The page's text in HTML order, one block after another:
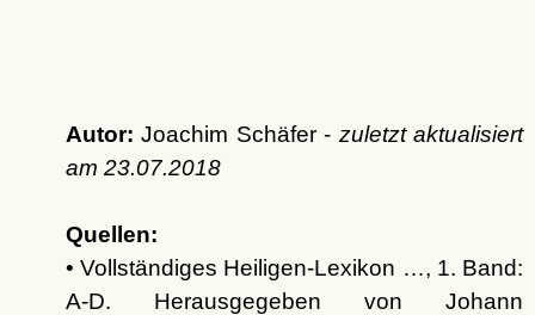
Autor: Joachim Schäfer - zuletzt aktualisiert
am 23.07.2018
Quellen:
• Vollständiges Heiligen-Lexikon …, 1. Band:
A-D. Herausgegeben von Johann